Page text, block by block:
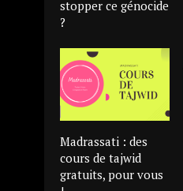
stopper ce génocide
?
Madrassati : des
cours de tajwid
gratuits, pour vous